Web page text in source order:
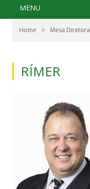
MENU
Home » Mesa Diretora
RÍMER